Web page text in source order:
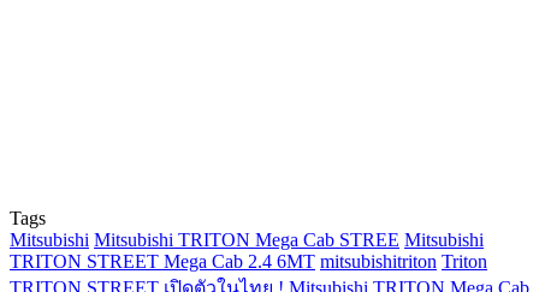
Tags
Mitsubishi Mitsubishi TRITON Mega Cab STREE Mitsubishi
TRITON STREET Mega Cab 2.4 6MT mitsubishitriton Triton
TRITON STREET เปิดตัวในไทย ! Mitsubishi TRITON Mega Cab